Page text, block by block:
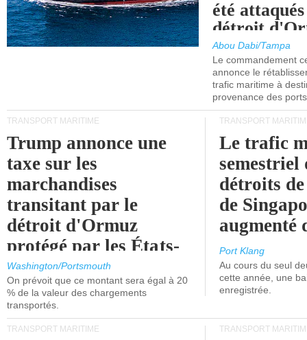
été
détroit
Abou Dabi/Tampa
Le commandement
annonce le
trafic maritime à
provenance des
TRANSPORT MARITIME
Trump annonce une
taxe sur les
marchandises
transitant par le
détroit d'Ormuz
protégé par les États-
Unis.
Washington/Portsmouth
On prévoit que ce montant sera égal à 20
% de la valeur des chargements
transportés.
TRANSPORT
Le trafic
semestriel
détroits
de
augmenté
Port Klang
Au cours du seul
cette année, une
enregistrée.
TRANSPORT MARITIME TRANSPORT